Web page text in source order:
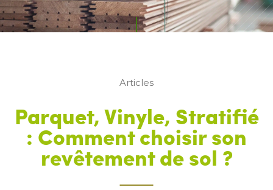
Articles
Parquet, Vinyle, Stratifié
: Comment choisir son
revêtement de sol ?